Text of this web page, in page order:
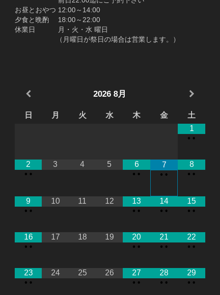
お昼とおやつ 12:00～14:00
夕食と晩酌 18:00～22:00
休業日 月・火・水 曜日
（月曜日が祭日の場合は営業します。）
2026 8月
日 月 火 水 木 金
土
1
• •
2
• •
3 4 5
6
• •
7
• •
8
• •
9
• •
10 11 12
13
• •
14
• •
15
• •
16
• •
17 18 19
20
• •
21
• •
22
• •
23
• •
24 25 26
27
• •
28
• •
29
• •